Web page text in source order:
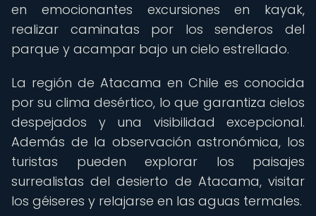
en emocionantes excursiones en kayak,
realizar caminatas por los senderos del
parque y acampar bajo un cielo estrellado.
La región de Atacama en Chile es conocida
por su clima desértico, lo que garantiza cielos
despejados y una visibilidad excepcional.
Además de la observación astronómica, los
turistas pueden explorar los paisajes
surrealistas del desierto de Atacama, visitar
los géiseres y relajarse en las aguas termales.